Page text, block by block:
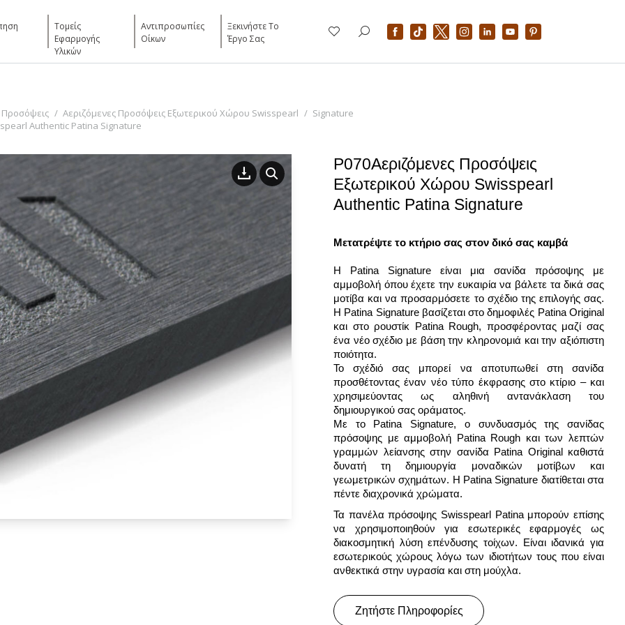
Τομείς
Εφαρμογής
Υλικών
Αντιπροσωπίες
Οίκων
Ξεκινήστε Το
Έργο Σας
Προσόψεις Αεριζόμενες Προσόψεις Εξωτερικού Χώρου Swisspearl
Signature
Authentic Patina Signature
P070Αεριζόμενες Προσόψεις
Εξωτερικού Χώρου Swisspearl
Authentic Patina Signature
Μετατρέψτε το κτήριο σας στον δικό σας καμβά
Η Patina Signature είναι μια σανίδα πρόσοψης με
αμμοβολή όπου έχετε την ευκαιρία να βάλετε τα δικά σας
μοτίβα και να προσαρμόσετε το σχέδιο της επιλογής σας.
Η Patina Signature βασίζεται στο δημοφιλές Patina Original
και στο ρουστίκ Patina Rough, προσφέροντας μαζί σας
ένα νέο σχέδιο με βάση την κληρονομιά και την αξιόπιστη
ποιότητα.
Το σχέδιό σας μπορεί να αποτυπωθεί στη σανίδα
προσθέτοντας έναν νέο τύπο έκφρασης στο κτίριο – και
χρησιμεύοντας ως αληθινή αντανάκλαση του
δημιουργικού σας οράματος.
Με το Patina Signature, ο συνδυασμός της σανίδας
πρόσοψης με αμμοβολή Patina Rough και των λεπτών
γραμμών λείανσης στην σανίδα Patina Original καθιστά
δυνατή τη δημιουργία μοναδικών μοτίβων και
γεωμετρικών σχημάτων. Η Patina Signature διατίθεται στα
πέντε διαχρονικά χρώματα.
Τα πανέλα πρόσοψης Swisspearl Patinaμπορούν επίσης
να χρησιμοποιηθούν για εσωτερικές εφαρμογές ως
διακοσμητική λύση επένδυσης τοίχων. Είναι ιδανικά για
εσωτερικούς χώρους λόγω των ιδιοτήτων τους που είναι
ανθεκτικά στην υγρασία και στη μούχλα.
Ζητήστε Πληροφορίες